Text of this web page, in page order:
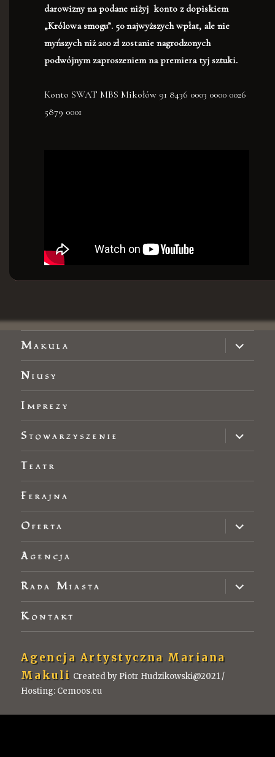
darowizny na podane niżyj konto z dopiskiem
„Królowa smogu”. 50 najwyższych wpłat, ale nie
myńszych niż 200 zł zostanie nagrodzonych
podwójnym zaproszeniem na premiera tyj sztuki.
Konto SWAT MBS Mikołów 91 8436 0003 0000 0026
5879 0001
Makula
Niusy
Imprezy
Stowarzyszenie
Teatr
Ferajna
Oferta
Agencja
Rada Miasta
Kontakt
Agencja Artystyczna Mariana
Makuli Created by Piotr Hudzikowski@2021 /
Hosting: Cemoos.eu